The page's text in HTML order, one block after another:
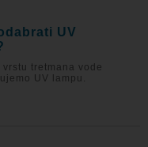
UV
vrstu tretmana vode
UV lampu.